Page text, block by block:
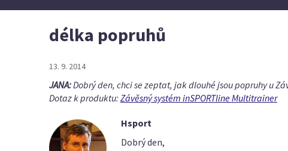
délka popruhů
13. 9. 2014
JANA:Dobrý den, chci se zeptat, jak dlouhé jsou popruhy u
Dotaz k produktu: Závěsný systém inSPORTline Multitrainer
Hsport
Dobrý den,